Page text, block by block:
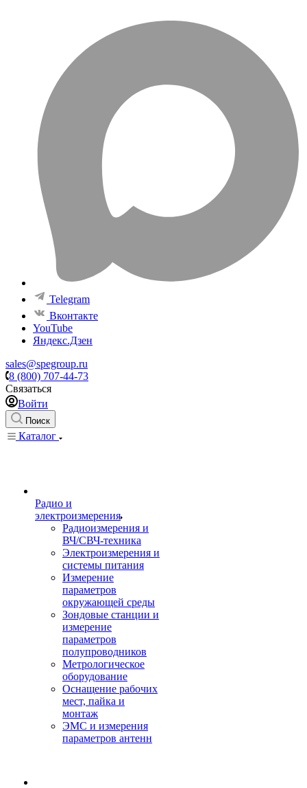
Telegram
Вконтакте
YouTube
Яндекс.Дзен
sales@spegroup.ru
8 (800) 707-44-73
Связаться
Войти
Поиск
Каталог
Радио и
электроизмерения
Радиоизмерения и
ВЧ/СВЧ-техника
Электроизмерения и
системы питания
Измерение
параметров
окружающей среды
Зондовые станции и
измерение
параметров
полупроводников
Метрологическое
оборудование
Оснащение рабочих
мест, пайка и
монтаж
ЭМС и измерения
параметров антенн